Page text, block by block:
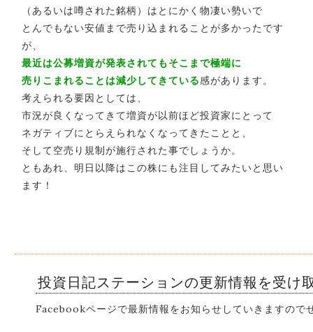
（あるいは噂された銘柄）はとにかく物凄い勢いで
とんでもない安値まで売り込まれることが多かったです
が、
最近は公募増資が発表されてもそこまで極端に
売りこまれることは減少してきている感があります。
考えられる要因としては、
市況が良くなってきて増資が以前ほど投資家にとって
ネガティブにとらえられなくなってきたことと、
そして空売り規制が施行された事でしょうか。
ともあれ、明日以降はこの株にも注目してみたいと思い
ます！
投資日記ステーションの更新情報を受け
Facebookページで最新情報をお知らせしていきますので